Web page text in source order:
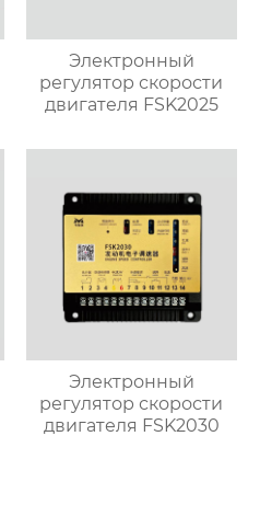
Электронный
регулятор скорости
двигателя FSK2025
Электронный
регулятор скорости
двигателя FSK2030